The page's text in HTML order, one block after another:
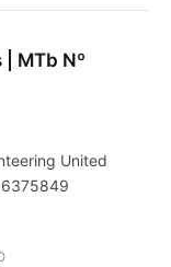
MTb Nº
United